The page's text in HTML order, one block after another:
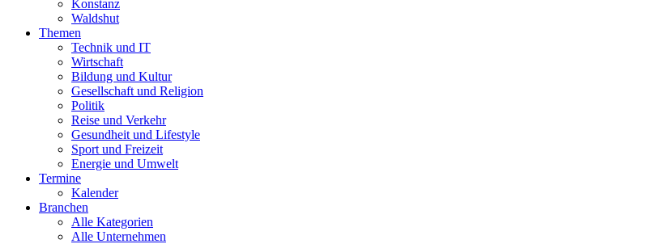
Konstanz
Waldshut
Themen
Technik und IT
Wirtschaft
Bildung und Kultur
Gesellschaft und Religion
Politik
Reise und Verkehr
Gesundheit und Lifestyle
Sport und Freizeit
Energie und Umwelt
Termine
Kalender
Branchen
Alle Kategorien
Alle Unternehmen